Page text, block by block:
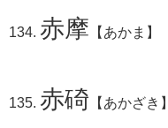
赤摩 【あかま】
赤碕 【あかざき】